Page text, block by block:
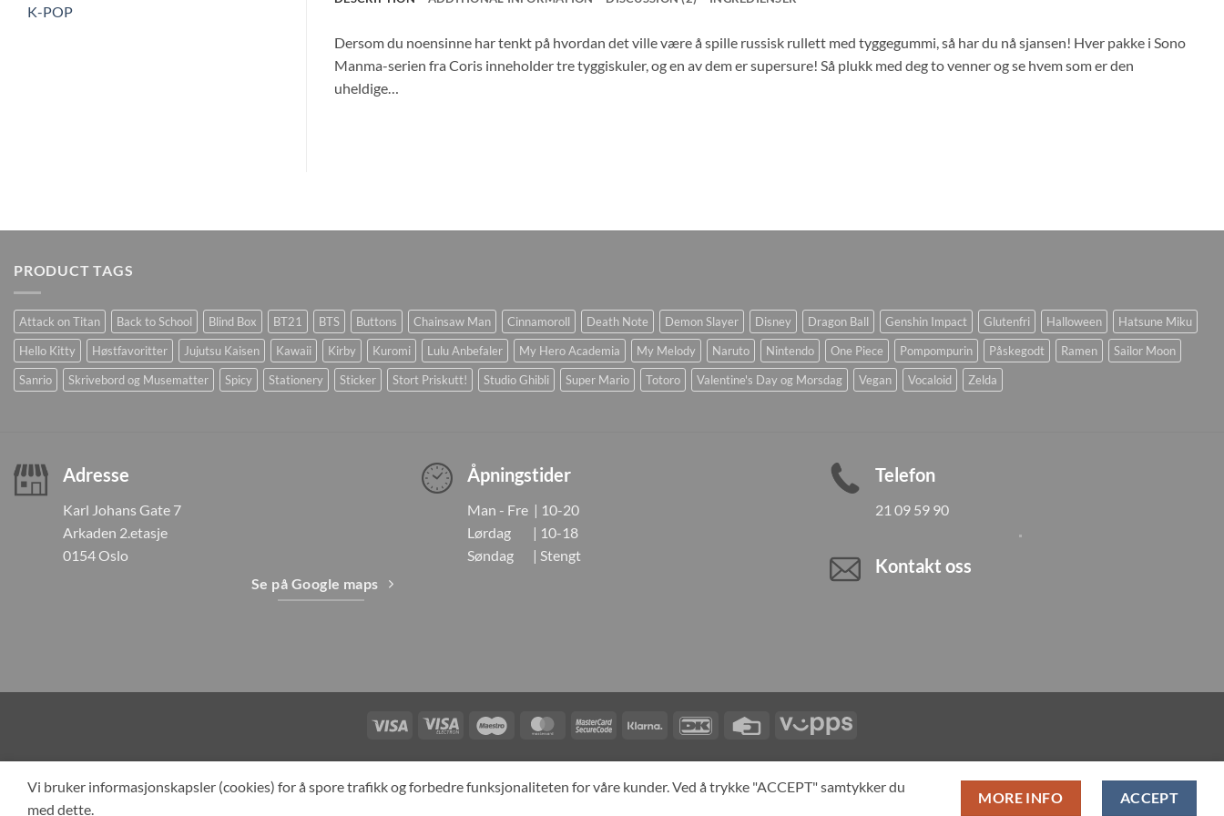
K-POP
Dersom du noensinne har tenkt på hvordan det ville være å spille russisk rullett med tyggegummi, så har du nå sjansen! Hver pakke i Sono
Manma-serien fra Coris inneholder tre tyggiskuler, og en av dem er supersure! Så plukk med deg to venner og se hvem som er den
uheldige…
PRODUCT TAGS
Attack on Titan Back to School Blind Box BT21 BTS Buttons Chainsaw Man Cinnamoroll Death Note Demon Slayer Disney Dragon Ball Genshin Impact Glutenfri Halloween
Hatsune Miku
Hello Kitty
Høstfavoritter Jujutsu Kaisen Kawaii Kirby Kuromi Lulu Anbefaler My Hero Academia My Melody Naruto Nintendo One Piece Pompompurin Påskegodt Ramen
Sailor Moon
Sanrio
Skrivebord og Musematter Spicy Stationery Sticker Stort Priskutt! Studio Ghibli Super Mario Totoro Valentine's Day og Morsdag Vegan Vocaloid Zelda
Adresse
Karl Johans Gate 7
Arkaden 2.etasje
0154 Oslo
Se på Google maps
Åpningstider
Man - Fre | 10-20
Lørdag | 10-18
Søndag | Stengt
Telefon
21 09 59 90
Kontakt oss
Visa
Visa
Maestro MasterCardMasterCardKlarna DanKort
Credit
Vipps
TILBAKEKALLINGER KONTAKT OSS OM OSS SPESIALBESTILLING MIN KONTO ALL PRODUCTS
Vi bruker informasjonskapsler (cookies) for å spore trafikk og forbedre funksjonaliteten for våre kunder. Ved å trykke "ACCEPT" samtykker du
med dette.
MORE INFO ACCEPT